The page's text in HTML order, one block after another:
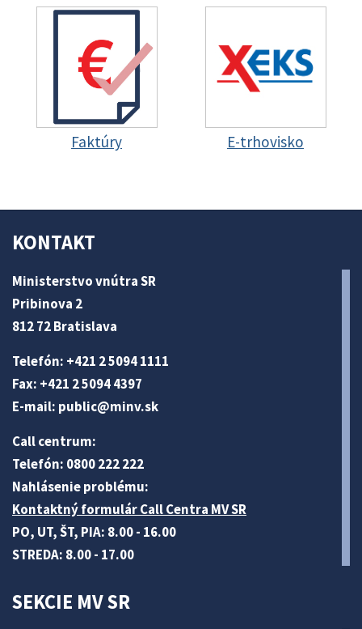
Faktúry E-trhovisko
KONTAKT
Ministerstvo vnútra SR
Pribinova 2
812 72 Bratislava
Telefón: +421 2 5094 1111
Fax: +421 2 5094 4397
E-mail: public@minv.sk
Call centrum:
Telefón: 0800 222 222
Nahlásenie problému:
Kontaktný formulár Call Centra MV SR
PO, UT, ŠT, PIA: 8.00 - 16.00
STREDA: 8.00 - 17.00
SEKCIE MV SR